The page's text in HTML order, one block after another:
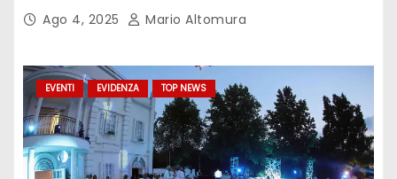
Ago 4, 2025 Mario Altomura
EVENTI EVIDENZA TOP NEWS